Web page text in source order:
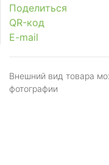
Поделиться
QR-код
E-mail
Внешний вид товара
фотографии